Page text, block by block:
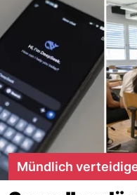
Mündlich